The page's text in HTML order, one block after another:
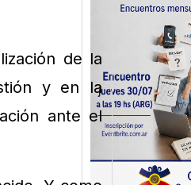
de la
y en la
ante el